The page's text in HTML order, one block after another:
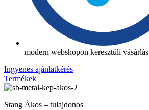
modern webshopon keresztüli vásárlás
Ingyenes ajánlatkérés
Termékek
Stang Ákos – tulajdonos